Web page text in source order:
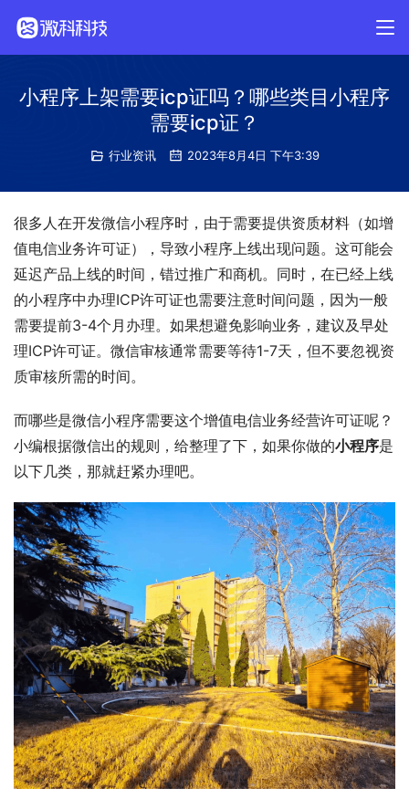
小程序上架需要icp证吗？哪些类目小程序
需要icp证？
行业资讯 2023年8月4日 下午3:39
很多人在开发微信小程序时，由于需要提供资质材料（如增
值电信业务许可证），导致小程序上线出现问题。这可能会
延迟产品上线的时间，错过推广和商机。同时，在已经上线
的小程序中办理ICP许可证也需要注意时间问题，因为一般
需要提前3-4个月办理。如果想避免影响业务，建议及早处
理ICP许可证。微信审核通常需要等待1-7天，但不要忽视资
质审核所需的时间。
而哪些是微信小程序需要这个增值电信业务经营许可证呢？
小编根据微信出的规则，给整理了下，如果你做的小程序是
以下几类，那就赶紧办理吧。